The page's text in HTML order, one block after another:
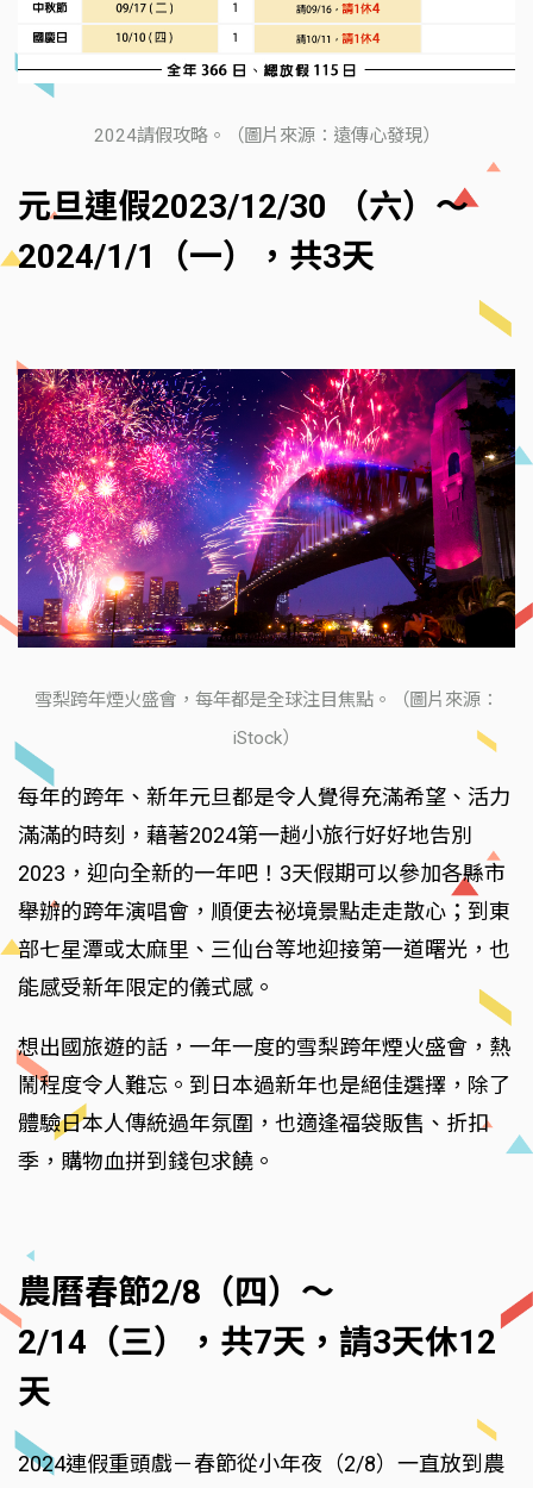
2024請假攻略。（圖片來源：遠傳心發現）
元旦連假2023/12/30 （六）～
2024/1/1（一），共3天
雪梨跨年煙火盛會，每年都是全球注目焦點。（圖片來源：
iStock）
每年的跨年、新年元旦都是令人覺得充滿希望、活力
滿滿的時刻，藉著2024第一趟小旅行好好地告別
2023，迎向全新的一年吧！3天假期可以參加各縣市
舉辦的跨年演唱會，順便去祕境景點走走散心；到東
部七星潭或太麻里、三仙台等地迎接第一道曙光，也
能感受新年限定的儀式感。
想出國旅遊的話，一年一度的雪梨跨年煙火盛會，熱
鬧程度令人難忘。到日本過新年也是絕佳選擇，除了
體驗日本人傳統過年氛圍，也適逢福袋販售、折扣
季，購物血拼到錢包求饒。
農曆春節2/8（四）～
2/14（三），共7天，請3天休12
天
2024連假重頭戲－春節從小年夜（2/8）一直放到農